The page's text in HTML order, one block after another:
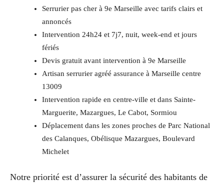
Serrurier pas cher à 9e Marseille avec tarifs clairs et
annoncés
Intervention 24h24 et 7j7, nuit, week-end et jours
fériés
Devis gratuit avant intervention à 9e Marseille
Artisan serrurier agréé assurance à Marseille centre
13009
Intervention rapide en centre-ville et dans Sainte-
Marguerite, Mazargues, Le Cabot, Sormiou
Déplacement dans les zones proches de Parc National
des Calanques, Obélisque Mazargues, Boulevard
Michelet
Notre priorité est d’assurer la sécurité des habitants de